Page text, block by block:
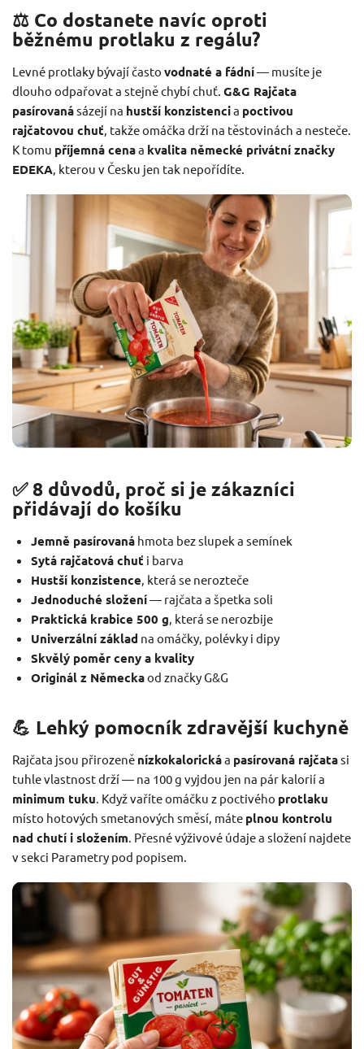
⚖️ Co dostanete navíc oproti
běžnému protlaku z regálu?
Levné protlaky bývají často vodnaté a fádní— musíte je
dlouho odpařovat a stejně chybí chuť. G&G Rajčata
pasírovanásázejí na hustší konzistencia poctivou
rajčatovou chuť , takže omáčka drží na těstovinách a nesteče.
K tomu příjemná cenaa kvalita německé privátní značky
EDEKA , kterou v Česku jen tak nepořídíte.
✅ 8 důvodů, proč si je zákazníci
přidávají do košíku
Jemně pasírovanáhmota bez slupek a semínek
Sytá rajčatová chuť i barva
Hustší konzistence , která se nerozteče
Jednoduché složení— rajčata a špetka soli
Praktická krabice 500 g , která se nerozbije
Univerzální základ na omáčky, polévky i dipy
Skvělý poměr ceny a kvality
Originál z Německaod značky G&G
💪 Lehký pomocník zdravější kuchyně
Rajčata jsou přirozeně nízkokalorickáa pasírovaná rajčatasi
tuhle vlastnost drží — na 100 g vyjdou jen na pár kalorií a
minimum tuku . Když vaříte omáčku z poctivého protlaku
místo hotových smetanových směsí, máte plnou kontrolu
nad chutí i složením . Přesné výživové údaje a složení najdete
v sekci Parametry pod popisem.